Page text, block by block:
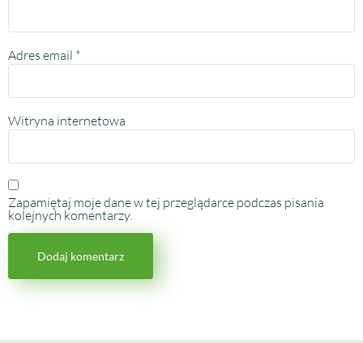
Adres email *
Witryna internetowa
Zapamiętaj moje dane w tej przeglądarce podczas pisania
kolejnych komentarzy.